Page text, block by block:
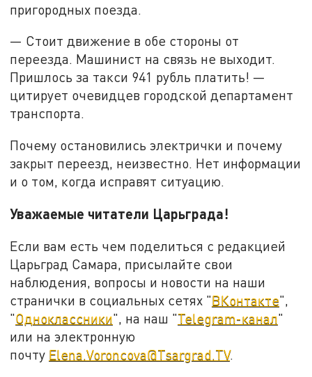
пригородных поезда.
— Стоит движение в обе стороны от
переезда. Машинист на связь не выходит.
Пришлось за такси 941 рубль платить! —
цитирует очевидцев городской департамент
транспорта.
Почему остановились электрички и почему
закрыт переезд, неизвестно. Нет информации
и о том, когда исправят ситуацию.
Уважаемые читатели Царьграда!
Если вам есть чем поделиться с редакцией
Царьград Самара, присылайте свои
наблюдения, вопросы и новости на наши
странички в социальных сетях "ВКонтакте",
"Одноклассники", на наш "Telegram-канал"
или на электронную
почту Elena.Voroncova@Tsargrad.TV.